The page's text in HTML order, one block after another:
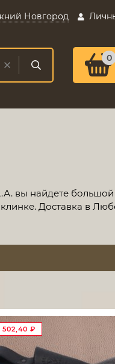
Новгород
0
вы найдете большой
клинке. Доставка в
502,40 ₽